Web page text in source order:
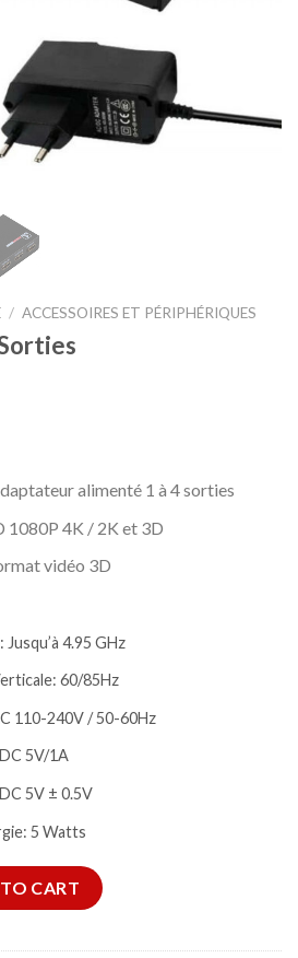
/ ACCESSOIRES ET PÉRIPHÉRIQUES
alimenté 1 à 4 sorties
1080P 4K / 2K et 3D
vidéo 3D
4.95 GHz
60/85Hz
110-240V / 50-60Hz
5V/1A
5V ± 0.5V
5 Watts
CART